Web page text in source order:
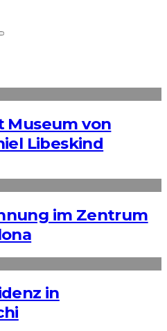
Museum von
Libeskind
im Zentrum
in